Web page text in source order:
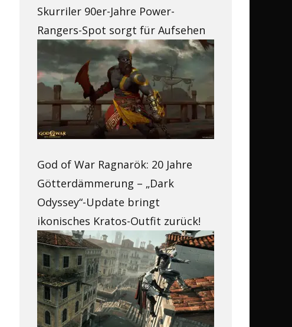
Skurriler 90er-Jahre Power-
Rangers-Spot sorgt für Aufsehen
God of War Ragnarök: 20 Jahre
Götterdämmerung – „Dark
Odyssey“-Update bringt
ikonisches Kratos-Outfit zurück!